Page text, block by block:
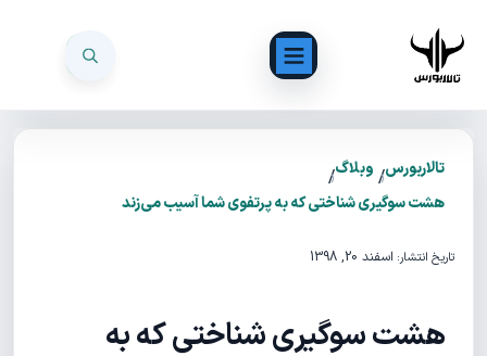
تالاربورس/ وبلاگ/
هشت سوگیری شناختی که به پرتفوی شما آسیب می‌زند
تاریخ انتشار: اسفند 20, 1398
هشت سوگیری شناختی که به